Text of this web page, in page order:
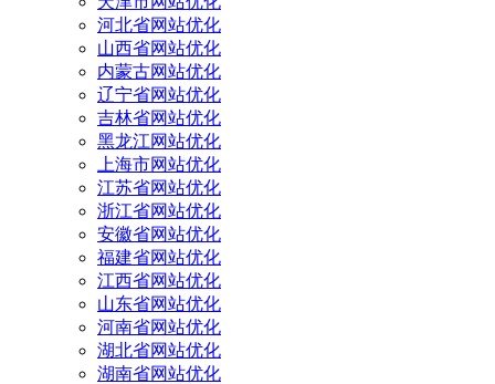
河北省网站优化
山西省网站优化
内蒙古网站优化
辽宁省网站优化
吉林省网站优化
黑龙江网站优化
上海市网站优化
江苏省网站优化
浙江省网站优化
安徽省网站优化
福建省网站优化
江西省网站优化
山东省网站优化
河南省网站优化
湖北省网站优化
湖南省网站优化